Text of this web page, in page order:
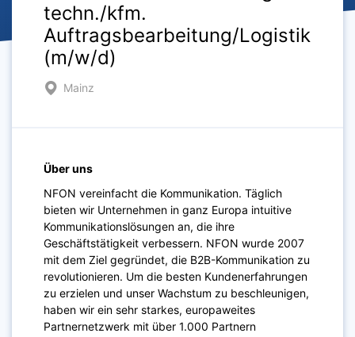
techn./kfm.
Auftragsbearbeitung/Logistik
(m/w/d)
Mainz
Über uns
NFON vereinfacht die Kommunikation. Täglich
bieten wir Unternehmen in ganz Europa intuitive
Kommunikationslösungen an, die ihre
Geschäftstätigkeit verbessern. NFON wurde 2007
mit dem Ziel gegründet, die B2B-Kommunikation zu
revolutionieren. Um die besten Kundenerfahrungen
zu erzielen und unser Wachstum zu beschleunigen,
haben wir ein sehr starkes, europaweites
Partnernetzwerk mit über 1.000 Partnern